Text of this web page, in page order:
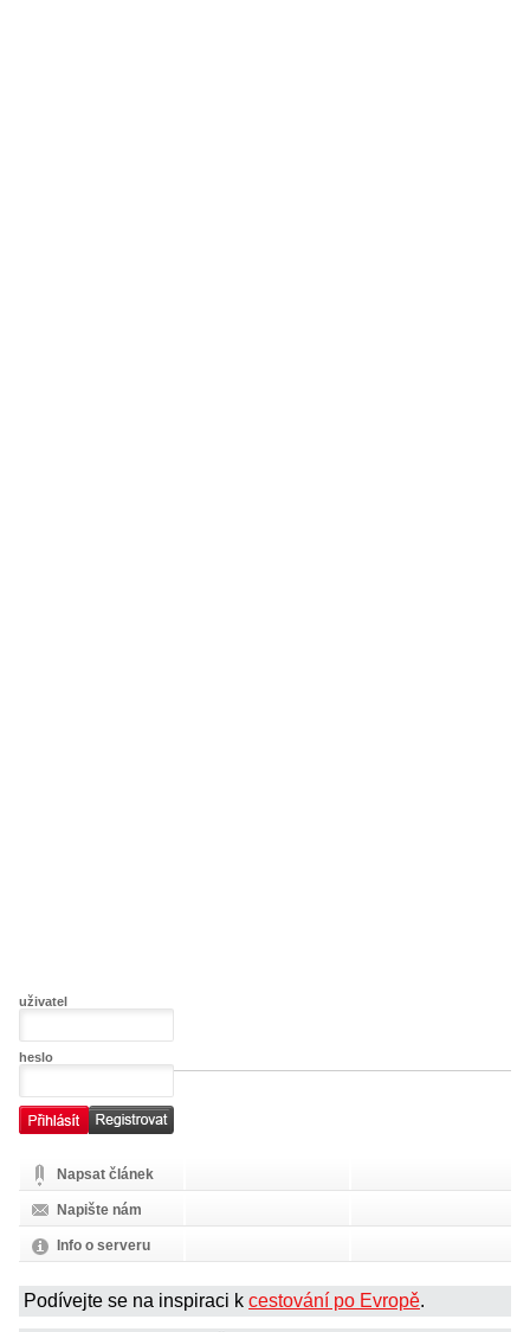
uživatel
heslo
Napsat článek
Napište nám
Info o serveru
Podívejte se na inspiraci k cestování po Evropě.